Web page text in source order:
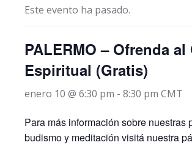
Este evento ha pasado.
PALERMO – Ofrenda al
Espiritual (Gratis)
enero 10 @ 6:30 pm - 8:30 pm CMT
Para más información sobre nuestras
budismo y meditación visitá nuestra